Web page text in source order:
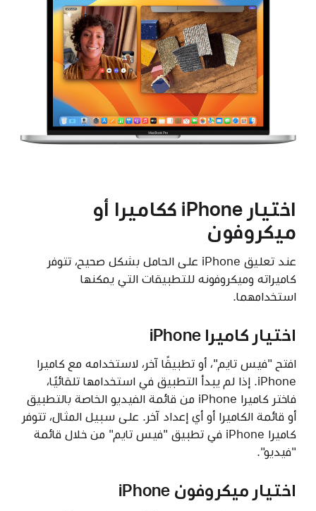
اختيار iPhone ككاميرا أو
ميكروفون
عند تعليق iPhone على الحامل بشكل صحيح، تتوفر
كاميراته وميكروفونه للتطبيقات التي يمكنها
استخدامهما.
اختيار كاميرا iPhone
افتح "فيس تايم"، أو تطبيقًا آخر، لاستخدامه مع كاميرا
iPhone. إذا لم يبدأ التطبيق في استخدامها تلقائيًا،
فاختر كاميرا iPhone من قائمة الفيديو الخاصة بالتطبيق
أو قائمة الكاميرا أو أي إعداد آخر. على سبيل المثال، تتوفر
كاميرا iPhone في تطبيق "فيس تايم" من خلال قائمة
"فيديو".
اختيار ميكروفون iPhone